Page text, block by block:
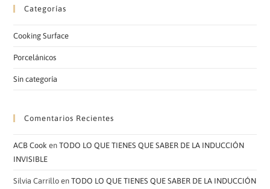
Categorías
Cooking Surface
Porcelánicos
Sin categoría
Comentarios Recientes
ACB Cook enTODO LO QUE TIENES QUE SABER DE LA INDUCCIÓN
INVISIBLE
Silvia Carrillo enTODO LO QUE TIENES QUE SABER DE LA INDUCCIÓN